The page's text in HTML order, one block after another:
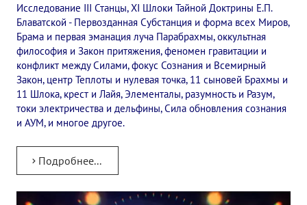
Исследование III Станцы, XI Шлоки Тайной Доктрины Е.П.
Блаватской - Первозданная Субстанция и форма всех Миров,
Брама и первая эманация луча Парабрахмы, оккультная
философия и Закон притяжения, феномен гравитации и
конфликт между Силами, фокус Сознания и Всемирный
Закон, центр Теплоты и нулевая точка, 11 сыновей Брахмы и
11 Шлока, крест и Лайя, Элементалы, разумность и Разум,
токи электричества и дельфины, Сила обновления сознания
и АУМ, и многое другое.
Подробнее...